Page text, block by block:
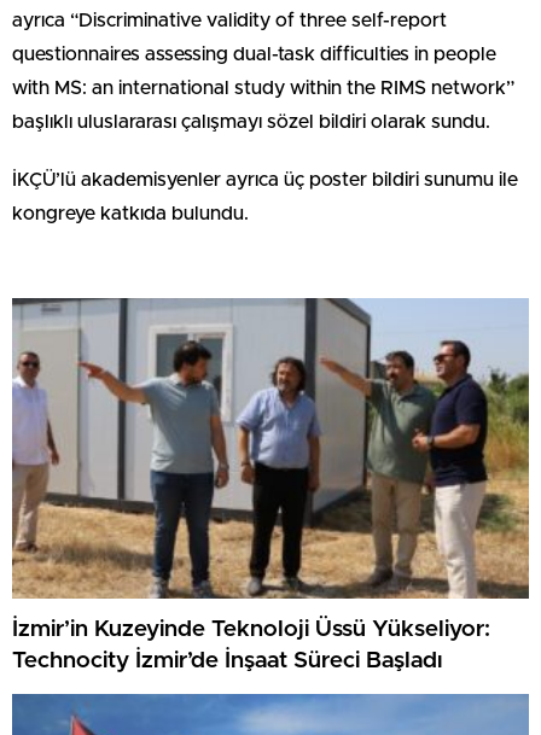
ayrıca “Discriminative validity of three self-report
questionnaires assessing dual-task difficulties in people
with MS: an international study within the RIMS network”
başlıklı uluslararası çalışmayı sözel bildiri olarak sundu.
İKÇÜ’lü akademisyenler ayrıca üç poster bildiri sunumu ile
kongreye katkıda bulundu.
İzmir’in Kuzeyinde Teknoloji Üssü Yükseliyor:
Technocity İzmir’de İnşaat Süreci Başladı